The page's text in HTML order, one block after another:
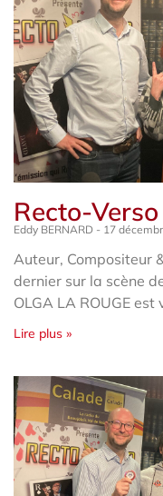
Recto-
Eddy BERNARD 17
Auteur, Compositeur
dernier sur la scène
OLGA LA ROUGE est
Lire plus »